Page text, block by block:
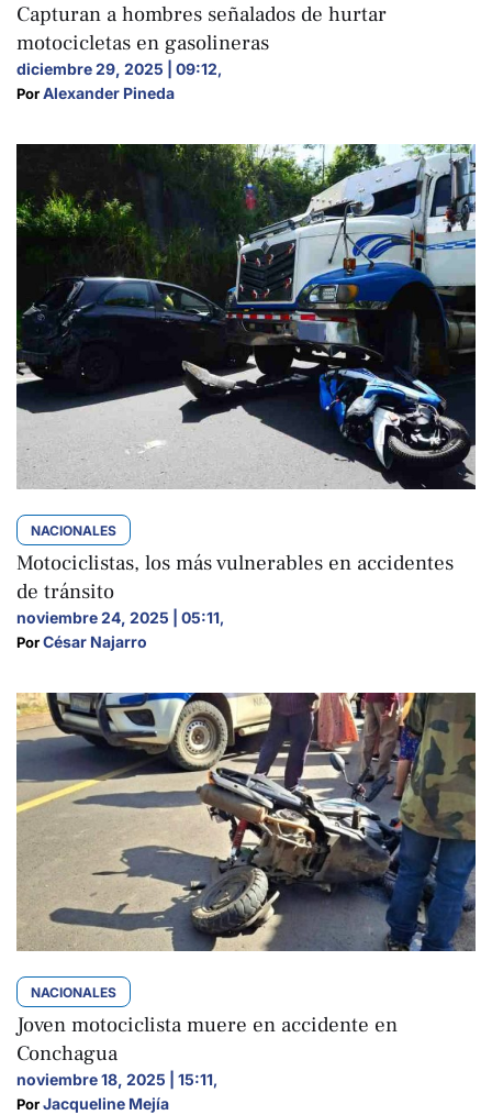
Capturan a hombres señalados de hurtar
motocicletas en gasolineras
diciembre 29, 2025 | 09:12,
Por Alexander Pineda
NACIONALES
Motociclistas, los más vulnerables en accidentes
de tránsito
noviembre 24, 2025 | 05:11,
Por César Najarro
NACIONALES
Joven motociclista muere en accidente en
Conchagua
noviembre 18, 2025 | 15:11,
Por Jacqueline Mejía